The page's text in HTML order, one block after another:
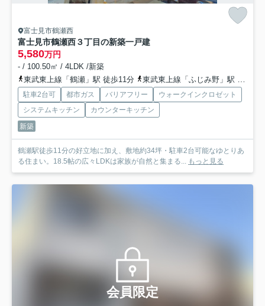
富士見市鶴瀬西
富士見市鶴瀬西３丁目の新築一戸建
5,580万円
- / 100.50㎡ / 4LDK /新築
東武東上線「鶴瀬」駅 徒歩11分
東武東上線「ふじみ野」駅 徒歩27分
駐車2台可 都市ガス バリアフリー
ウォークインクロゼット
システムキッチン
カウンターキッチン
新築
鶴瀬駅徒歩11分の好立地に加え、敷地約34坪・駐車2台可能なゆとりあ
る住まい。18.5帖の広々LDKは家族が自然と集まる...
もっと見る
会員限定